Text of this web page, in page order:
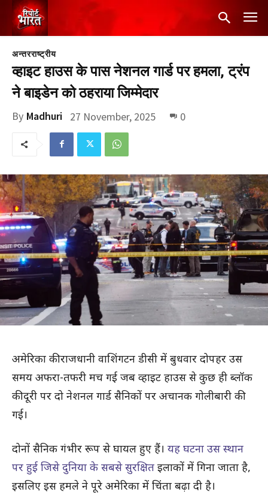
अन्तरराष्ट्रीय
व्हाइट हाउस के पास नेशनल गार्ड पर हमला, ट्रंप
ने बाइडेन को ठहराया जिम्मेदार
By Madhuri 27 November, 2025 0
अमेरिका की राजधानी वाशिंगटन डीसी में बुधवार दोपहर उस
समय अफरा-तफरी मच गई जब व्हाइट हाउस से कुछ ही ब्लॉक
की दूरी पर दो नेशनल गार्ड सैनिकों पर अचानक गोलीबारी की
गई।
दोनों सैनिक गंभीर रूप से घायल हुए हैं। यह घटना उस स्थान
पर हुई जिसे दुनिया के सबसे सुरक्षित इलाकों में गिना जाता है,
इसलिए इस हमले ने पूरे अमेरिका में चिंता बढ़ा दी है।